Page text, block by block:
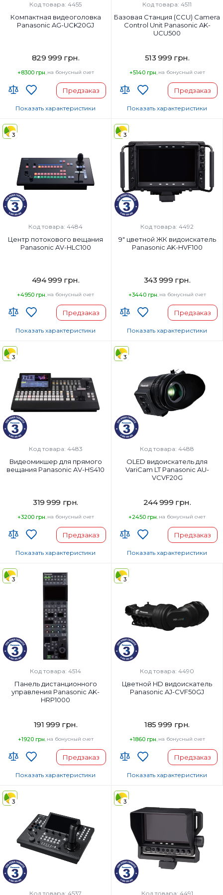
Код товара: 4455
Компактная видеоголовка
Panasonic AG-UCK20GJ
829 999 грн.
+8300 грн. на бонусный счет
Предзаказ
Страна регистрации бренда:
Показать характеристики
Код товара: 4511
Базовая Станция (CCU) Camera
Control Unit Panasonic AK-
UCU500
513 999 грн.
+5140 грн. на бонусный счет
Предзаказ
Страна-производитель товара:
Страна регистрации бренда:
Показать характеристики
3
Код товара: 4484
Центр потокового вещания
Panasonic AV-HLC100
494 999 грн.
+4950 грн. на бонусный счет
Предзаказ
Страна-производитель товара:
Страна регистрации бренда:
Показать характеристики
3
Код товара: 4492
9" цветной ЖК видоискатель
Panasonic AK-HVF100
343 999 грн.
+3440 грн. на бонусный счет
Предзаказ
Страна-производитель товара:
Страна регистрации бренда:
Показать характеристики
3
Код товара: 4483
Видеомикшер для прямого
вещания Panasonic AV-HS410
319 999 грн.
+3200 грн. на бонусный счет
Предзаказ
Страна-производитель товара:
Страна регистрации бренда:
Показать характеристики
3
Код товара: 4488
OLED видоискатель для
VariCam LT Panasonic AU-
VCVF20G
244 999 грн.
+2450 грн. на бонусный счет
Предзаказ
Страна-производитель товара:
Страна регистрации бренда:
Показать характеристики
3
Код товара: 4514
Панель дистанционного
управления Panasonic AK-
HRP1000
191 999 грн.
+1920 грн. на бонусный счет
Предзаказ
Страна-производитель товара:
Страна регистрации бренда:
Показать характеристики
3
Код товара: 4490
Цветной HD видоискатель
Panasonic AJ-CVF50GJ
185 999 грн.
+1860 грн. на бонусный счет
Предзаказ
Страна-производитель товара:
Страна регистрации бренда:
Показать характеристики
3
Код товара: 4537
3
Код товара: 4491